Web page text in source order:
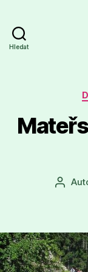
Hledat
Autor